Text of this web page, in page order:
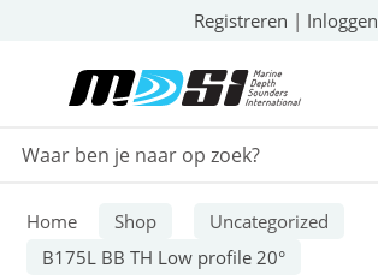
Registreren | Inloggen
Home Shop
Uncategorized
B175L BB TH Low profile 20°